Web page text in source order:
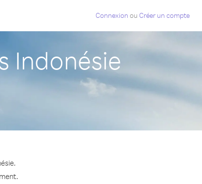
Connexion ou Créer un compte
Indonésie